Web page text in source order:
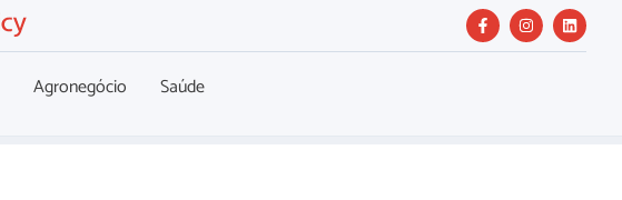
Agronegócio Saúde